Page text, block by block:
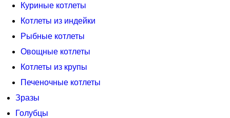
Куриные котлеты
Котлеты из индейки
Рыбные котлеты
Овощные котлеты
Котлеты из крупы
Печеночные котлеты
Зразы
Голубцы